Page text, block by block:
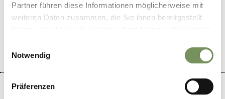
Partner führen diese Informationen möglicherweise mit
weiteren Daten zusammen, die Sie ihnen bereitgestellt
Notwendig
Präferenzen
WAS DE INHOUD NUTTIG VOOR U? JA